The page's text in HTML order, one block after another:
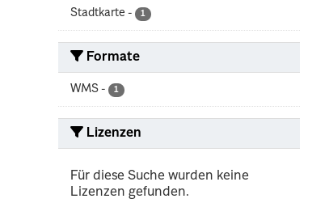
Stadtkarte - 1
Formate
WMS - 1
Lizenzen
Für diese Suche wurden keine
Lizenzen gefunden.